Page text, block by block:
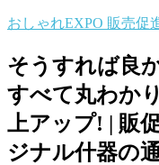
コ
テ
ン
ツ
へ
ス
キ
おしゃれEXPO 販売促
そうすれば良
すべて丸わか
上アップ! | 販
ジナル什器の